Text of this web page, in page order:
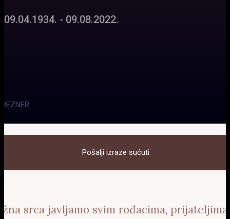
09.04.1934. - 09.08.2022.
Pošalji izraze sućuti
srca javljamo svim rođacima,